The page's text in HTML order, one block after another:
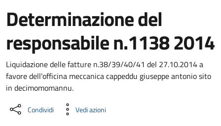
Determinazione del
responsabile n.1138 2014
Dettaglio del documento
Liquidazione delle fatture n.38/39/40/41 del 27.10.2014 a
favore dell'officina meccanica cappeddu giuseppe antonio sito
in decimomomannu.
Condividi Vedi azioni